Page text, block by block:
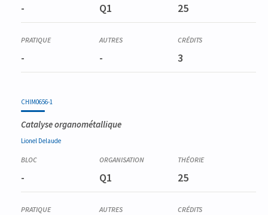
- Q1 25
- - 3
CHIM0656-1
Catalyse organométallique
Lionel Delaude
- Q1 25